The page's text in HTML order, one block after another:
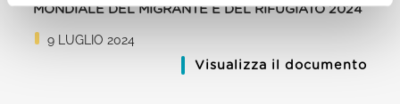
MONDIALE DEL MIGRANTE E DEL RIFUGIATO 2024
9 LUGLIO 2024
Visualizza il documento